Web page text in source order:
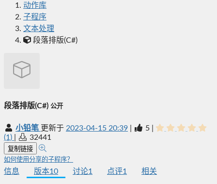
动作库
子程序
文本处理
段落排版(C#)
段落排版(C#) 公开
小铅笔 更新于 2023-04-15 20:39 5
(1)
32441
复制链接
如何使用分享的子程序？
信息 版本10 讨论1 点评1 相关